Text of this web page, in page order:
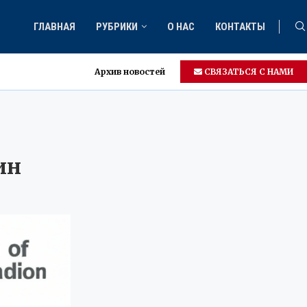
ГЛАВНАЯ РУБРИКИ О НАС КОНТАКТЫ
Архив новостей СВЯЗАТЬСЯ С НАМИ